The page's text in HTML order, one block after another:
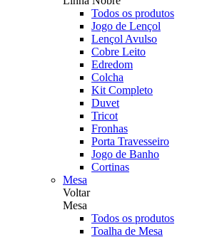
Todos os produtos
Jogo de Lençol
Lençol Avulso
Cobre Leito
Edredom
Colcha
Kit Completo
Duvet
Tricot
Fronhas
Porta Travesseiro
Jogo de Banho
Cortinas
Mesa
Voltar
Mesa
Todos os produtos
Toalha de Mesa